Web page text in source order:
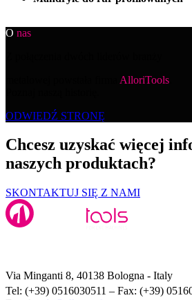
O nas
AlloriTools
ODWIEDŹ STRONĘ
Chcesz uzyskać więcej
naszych produktach?
SKONTAKTUJ SIĘ Z NAMI
Via Minganti 8, 40138 Bologna - Italy
Tel: (+39) 0516030511 – Fax: (+39)